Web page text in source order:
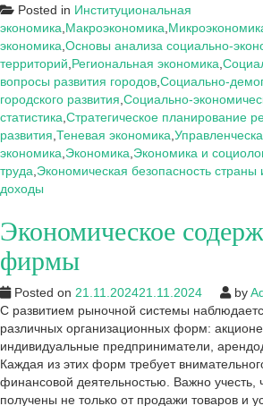
дохода
фирмы
Posted in Институциональная
экономика Макроэкономика
экономика Основы анализа социально-
территорий Региональная экономика
вопросы развития городов Социально-
городского развития Социально-
статистика Стратегическое планирование
развития Теневая экономика
экономика Экономика Экономика и
труда Экономическая безопасность страны
доходы
Экономическое
фирмы
Posted on 21.11.202421.11.2024 by
С развитием рыночной системы
различных организационных форм:
индивидуальные предприниматели,
Каждая из этих форм требует
финансовой деятельностью. Важно учесть,
получены не только от продажи товаров и